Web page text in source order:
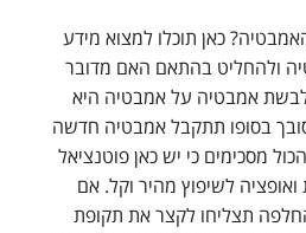
כאן תוכלו למצוא מידע
ולהחליט בהתאם האם מדובר
אמבטיה על אמבטיה היא
בסופו תתקבל אמבטיה חדשה
מסכימים כי יש כאן פוטנציאל
ואופציה לשיפוץ מהיר וקל. אם
תצליחו לקצר את תקופת